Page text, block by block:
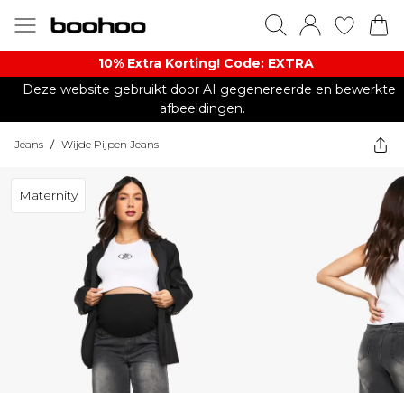
10% Extra Korting! Code: EXTRA​
Deze website gebruikt door AI gegenereerde en bewerkte
afbeeldingen.
Jeans / Wijde Pijpen Jeans
Maternity